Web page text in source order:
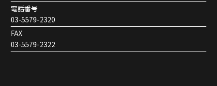
電話番号
03-5579-2320
FAX
03-5579-2322